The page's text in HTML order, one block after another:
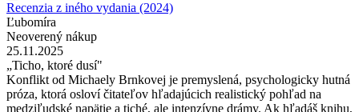
Recenzia z iného vydania (2024)
Ľubomíra
Neoverený nákup
25.11.2025
„Ticho, ktoré dusí"
Konflikt od Michaely Brnkovej je premyslená, psychologicky hutná
próza, ktorá osloví čitateľov hľadajúcich realistický pohľad na
medziľudské napätie a tiché, ale intenzívne drámy. Ak hľadáš knihu,